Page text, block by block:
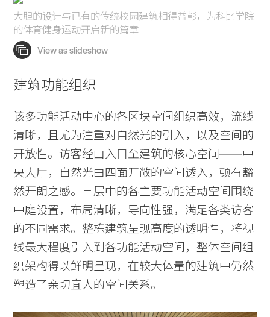
大胆的设计与已有的传统校园建筑相得益彰，为科比学院
的体育健身运动开启新的篇章
建筑功能组织
该多功能活动中心的各区块空间组织高效，流线
清晰，且尤为注重对自然光的引入，以及空间的
开放性。访客经由入口至建筑的核心空间——中
央大厅，自然光由四面开敞的空间透入，顿有豁
然开朗之感。三层中的各主要功能活动空间围绕
中庭设置，布局清晰，导向性强，满足各类访客
的不同需求。整栋建筑呈现高度的透明性，将视
线最大程度引入到各功能活动空间，整体空间组
织架构得以鲜明呈现，在较大体量的建筑中仍然
塑造了亲切宜人的空间关系。